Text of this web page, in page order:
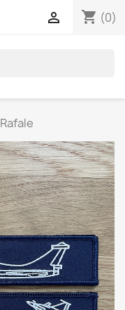
shopping_cart (0)

Rafale